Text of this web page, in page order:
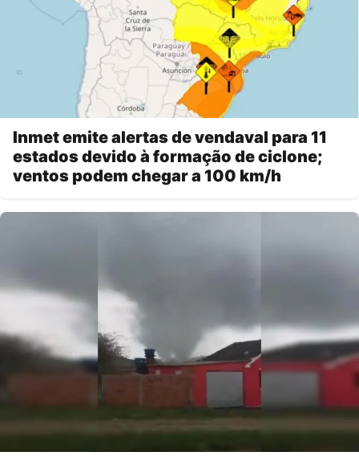
Inmet emite alertas de vendaval para 11
estados devido à formação de ciclone;
ventos podem chegar a 100 km/h